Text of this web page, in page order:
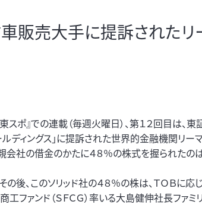
販売大手に提訴されたリ
スポ』での連載（毎週火曜日）、第１２回目は、東
ディングス」に提訴された世界的金融機関リー
会社の借金のかたに４８％の株式を握られたの
の後、このソリッド社の４８％の株は、ＴＯＢに応
工ファンド（ＳＦＣＧ）率いる大島健伸社長ファ